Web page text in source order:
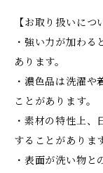
【お取り扱いにつ
・強い力が加わ
あります。
・濃色品は洗濯
ことがあります。
・素材の特性上
することがありま
・表面が洗い物